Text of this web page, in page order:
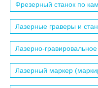
Фрезерный станок по
Лазерные граверы и
Лазерно-
Лазерный маркер